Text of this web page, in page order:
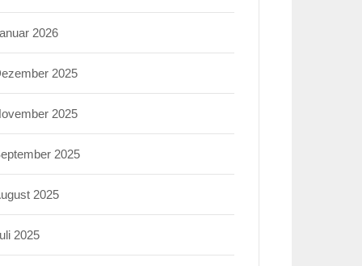
2026
2025
2025
2025
2025
2025